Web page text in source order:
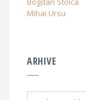
Mihai Ursu
ARHIVE